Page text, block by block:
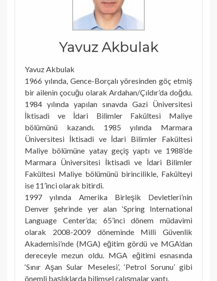
Yavuz Akbulak
Yavuz Akbulak
1966 yılında, Gence-Borçalı yöresinden göç etmiş
bir ailenin çocuğu olarak Ardahan/Çıldır’da doğdu.
1984 yılında yapılan sınavda Gazi Üniversitesi
İktisadi ve İdari Bilimler Fakültesi Maliye
bölümünü kazandı. 1985 yılında Marmara
Üniversitesi İktisadi ve İdari Bilimler Fakültesi
Maliye bölümüne yatay geçiş yaptı ve 1988’de
Marmara Üniversitesi İktisadi ve İdari Bilimler
Fakültesi Maliye bölümünü birincilikle, Fakülteyi
ise 11’inci olarak bitirdi.
1997 yılında Amerika Birleşik Devletleri’nin
Denver şehrinde yer alan ‘Spring International
Language Center’da; 65’inci dönem müdavimi
olarak 2008-2009 döneminde Milli Güvenlik
Akademisi’nde (MGA) eğitim gördü ve MGA’dan
dereceyle mezun oldu. MGA eğitimi esnasında
‘Sınır Aşan Sular Meselesi’, ‘Petrol Sorunu’ gibi
önemli başlıklarda bilimsel çalışmalar yaptı.